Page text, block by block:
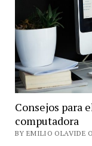
Consejos para
computadora
BY EMILIO OLAVIDE